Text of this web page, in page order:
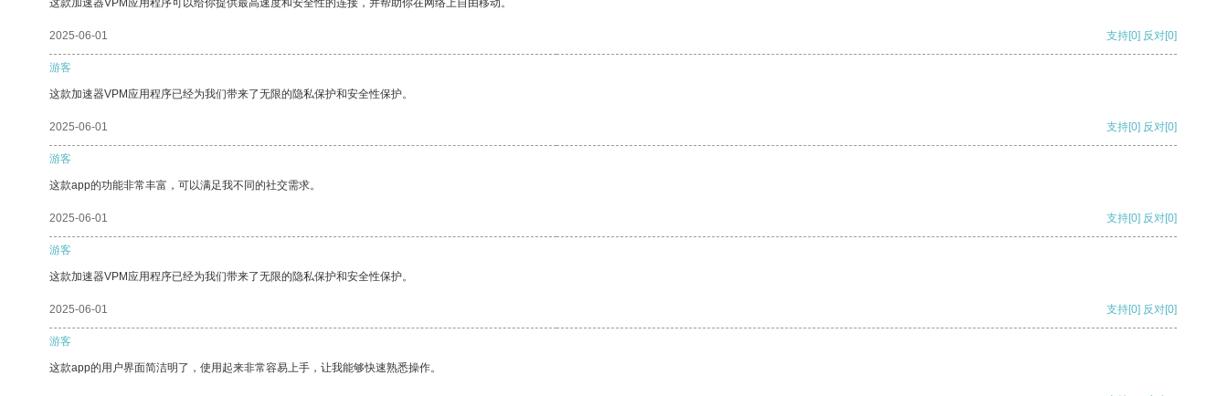
这款加速器VPM应用程序可以给你提供最高速度和安全性的连接，并帮助你在网络上自由移动。
2025-06-01 支持[0] 反对[0]
游客
这款加速器VPM应用程序已经为我们带来了无限的隐私保护和安全性保护。
2025-06-01 支持[0] 反对[0]
游客
这款app的功能非常丰富，可以满足我不同的社交需求。
2025-06-01 支持[0] 反对[0]
游客
这款加速器VPM应用程序已经为我们带来了无限的隐私保护和安全性保护。
2025-06-01 支持[0] 反对[0]
游客
这款app的用户界面简洁明了，使用起来非常容易上手，让我能够快速熟悉操作。